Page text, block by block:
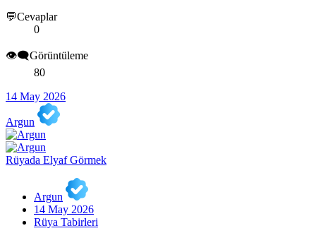
💬Cevaplar
0
👁️‍🗨️Görüntüleme
80
14 May 2026
Argun
Rüyada Elyaf Görmek
Argun
14 May 2026
Rüya Tabirleri